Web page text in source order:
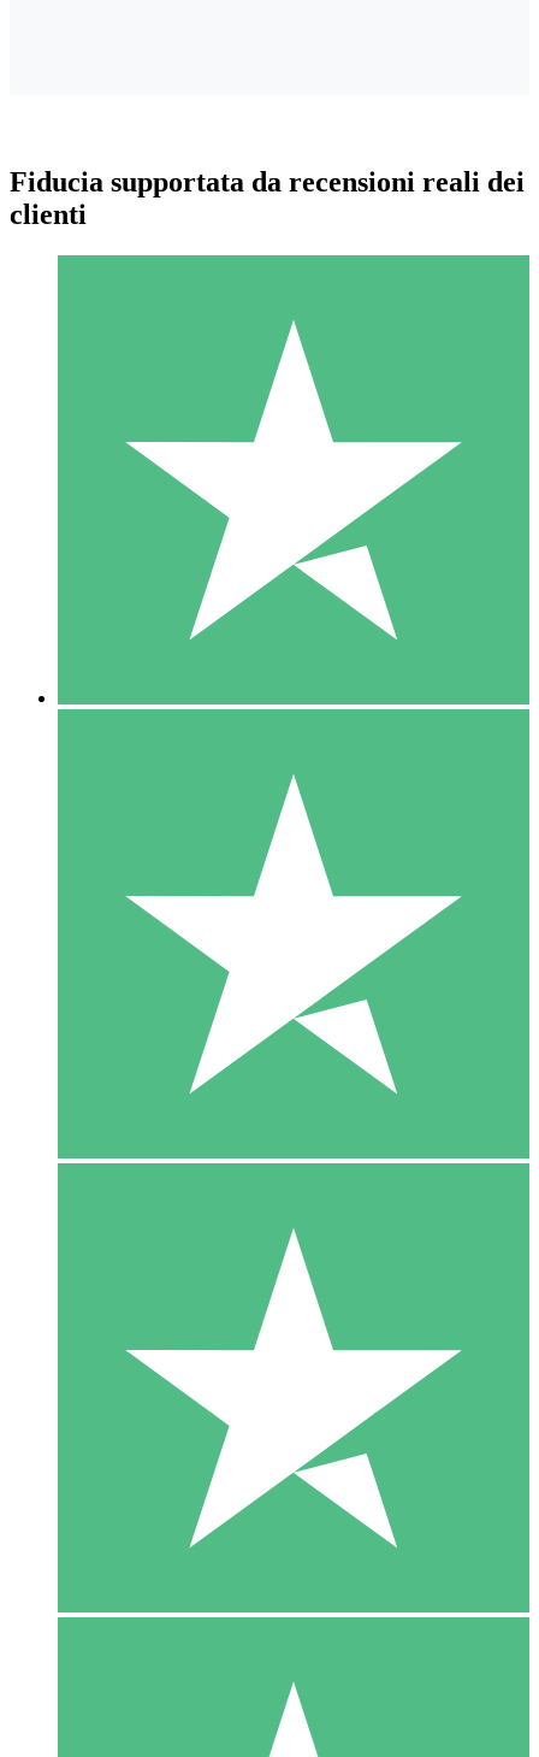
Pacchetti di Crediti Individuali
Paga a consumo con crediti di download. Nessun impegno
1 Download
10
US$1500
10 Download
20
Fiducia supportata da recensioni reali dei
clienti